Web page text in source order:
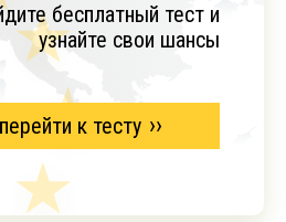
бесплатный тест и
узнайте свои шансы
перейти к тесту